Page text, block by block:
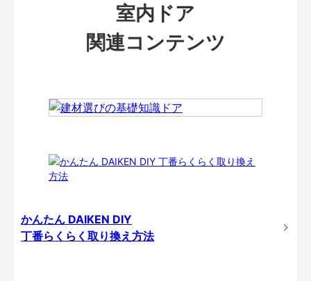
室内ドア
関連コンテンツ
かんたん DAIKEN DIY
丁番らくらく取り換え方法